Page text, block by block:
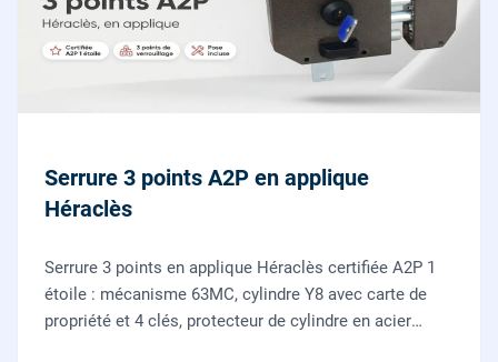
Serrure 3 points A2P en applique
Héraclès
Serrure 3 points en applique Héraclès certifiée A2P 1
étoile : mécanisme 63MC, cylindre Y8 avec carte de
propriété et 4 clés, protecteur de cylindre en acier